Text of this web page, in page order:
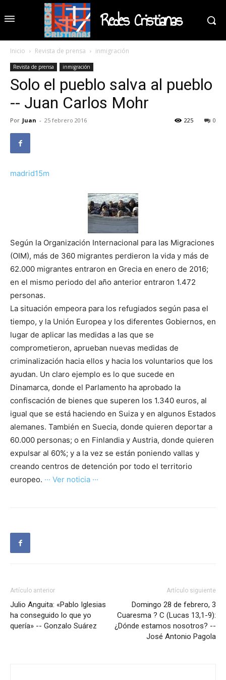
Redes Cristianas
Inicio Revista de prensa inmigración
Revista de prensa inmigración
Solo el pueblo salva al pueblo
-- Juan Carlos Mohr
Por Juan - 25 febrero 2016 0
225
madrid15m
Según la Organización Internacional para las Migraciones
(OIM), más de 360 migrantes perdieron la vida y más de
62.000 migrantes entraron en Grecia en enero de 2016;
en el mismo periodo del año anterior entraron 1.472
personas.
La situación empeora para los refugiados según pasa el
tiempo, y la Unión Europea y los diferentes Gobiernos, en
lugar de aplicar las medidas a las que se
comprometieron, aprueban nuevas medidas de
criminalización hacia ellos y hacia los voluntarios que los
ayudan. Un claro ejemplo es lo que sucede en
Dinamarca, donde el Parlamento ha aprobado la
confiscación de bienes que superen los 1.340 euros, al
igual que se está haciendo en Suiza y en algunos Estados
alemanes. También en Suecia, donde quieren deportar a
60.000 personas; o en Finlandia y Austria, donde quieren
expulsar al 60%; y a la vez se están poniendo vallas y
creando centros de detención por todo el territorio
europeo. ··· Ver noticia ···
Artículo anterior
Julio Anguita: «Pablo Iglesias
ha conseguido lo que yo
quería» -- Gonzalo Suárez
Artículo siguiente
Domingo 28 de febrero, 3
Cuaresma ? C (Lucas 13,1-9):
¿Dónde estamos nosotros? --
José Antonio Pagola